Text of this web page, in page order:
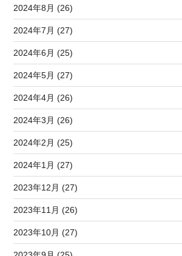
2024年8月 (26)
2024年7月 (27)
2024年6月 (25)
2024年5月 (27)
2024年4月 (26)
2024年3月 (26)
2024年2月 (25)
2024年1月 (27)
2023年12月 (27)
2023年11月 (26)
2023年10月 (27)